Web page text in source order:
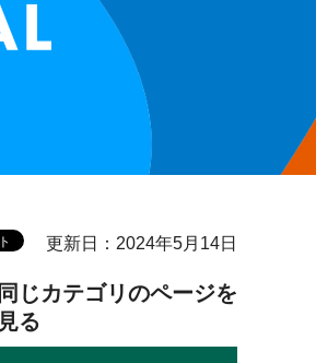
更新日：2024年5月14日
同じカテゴリのページを
見る